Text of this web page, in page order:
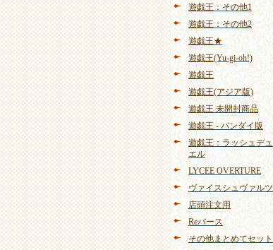
遊戯王：その他1
遊戯王：その他2
遊戯王★
遊戯王(Yu-gi-oh!)
遊戯王
遊戯王(アジア版)
遊戯王 未開封商品
遊戯王 - バンダイ版
遊戯王：ラッシュデュ
エル
LYCEE OVERTURE
ヴァイスシュヴァルツ
店頭注文用
Reバース
その他まとめてセット